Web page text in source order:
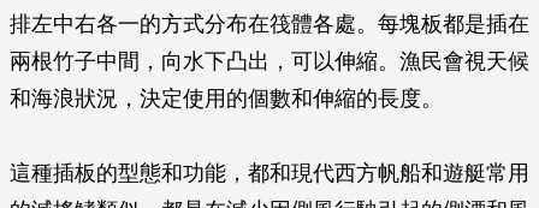
排左中右各一的方式分布在筏體各處。每塊板都是插在
兩根竹子中間，向水下凸出，可以伸縮。漁民會視天候
和海浪狀況，決定使用的個數和伸縮的長度。
這種插板的型態和功能，都和現代西方帆船和遊艇常用